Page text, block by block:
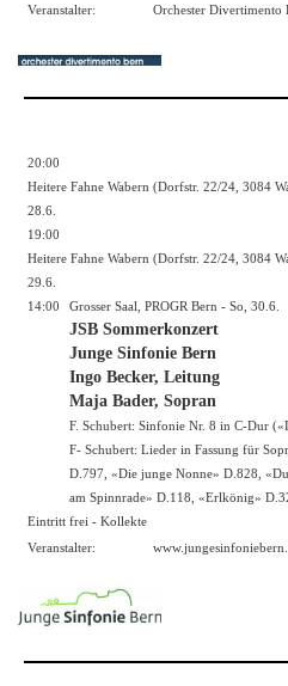
Veranstalter:
Orchester Divertimento
20:00
Heitere Fahne Wabern (Dorfstr. 22/24, 3084
28.6.
19:00
Heitere Fahne Wabern (Dorfstr. 22/24, 3084
29.6.
14:00
Grosser Saal, PROGR Bern - So, 30.6.
JSB Sommerkonzert
Junge Sinfonie Bern
Ingo Becker, Leitung
Maja Bader, Sopran
F. Schubert: Sinfonie Nr. 8 in C-Dur
F- Schubert: Lieder in Fassung für
D.797, «Die junge Nonne» D.828,
am Spinnrade» D.118, «Erlkönig»
Eintritt frei - Kollekte
Veranstalter: